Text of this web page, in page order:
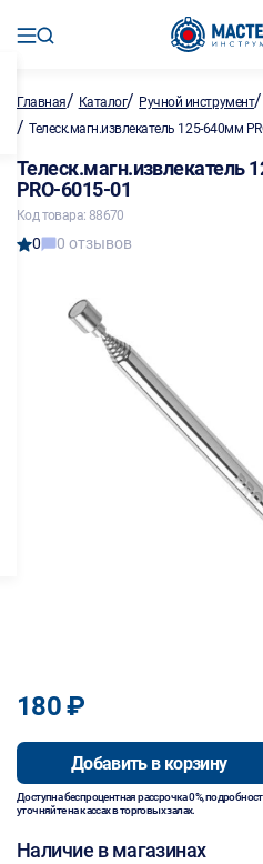
Главная/ Каталог/ Ручной инструмент
/ Телеск.магн.извлекатель 125-640мм
Телеск.магн.извлекатель
PRO-6015-01
Код товара: 88670
0 0 отзывов
180 ₽
Добавить в корзину
Доступна беспроцентная рассрочка 0%,
уточняйте на кассах в торговых залах.
Наличие в магазинах